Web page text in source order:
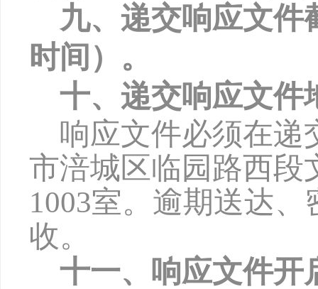
九、递交响应文件
时间）。
十、递交响应文件
响应文件必须在递
市涪城区临园路西段
1003室。逾期送达、
收。
十一、响应文件开